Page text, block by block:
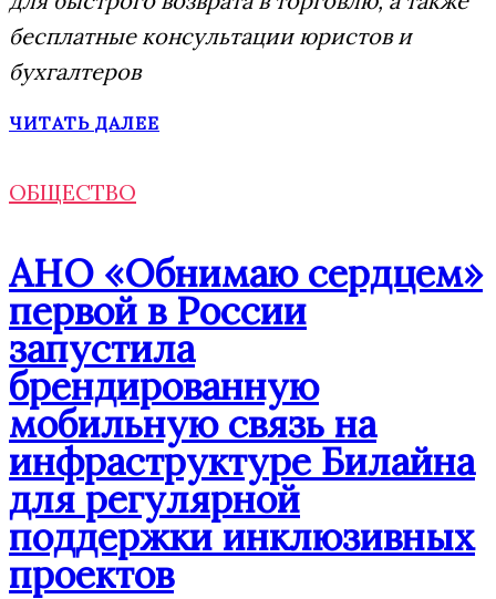
бесплатные консультации юристов и
бухгалтеров
ЧИТАТЬ ДАЛЕЕ
ОБЩЕСТВО
АНО «Обнимаю сердцем»
первой в России
запустила
брендированную
мобильную связь на
инфраструктуре Билайна
для регулярной
поддержки инклюзивных
проектов